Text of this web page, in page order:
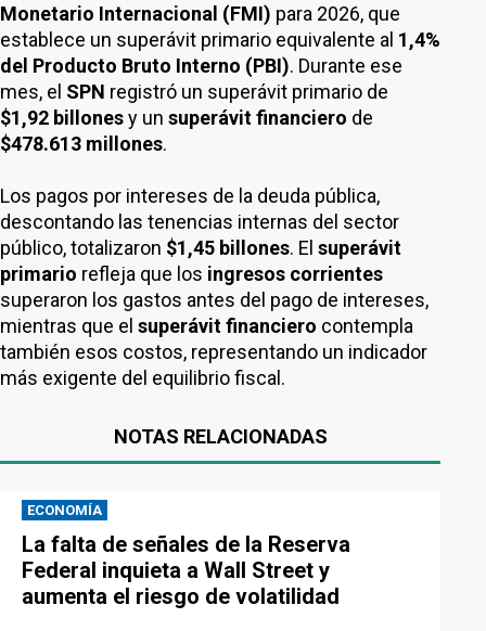
Monetario Internacional (FMI) para 2026, que
establece un superávit primario equivalente al 1,4%
del Producto Bruto Interno (PBI). Durante ese
mes, el SPN registró un superávit primario de
$1,92 billonesy un superávit financiero de
$478.613 millones.
Los pagos por intereses de la deuda pública,
descontando las tenencias internas del sector
público, totalizaron $1,45 billones. El superávit
primario refleja que los ingresos corrientes
superaron los gastos antes del pago de intereses,
mientras que el superávit financiero contempla
también esos costos, representando un indicador
más exigente del equilibrio fiscal.
NOTAS RELACIONADAS
ECONOMÍA
La falta de señales de la Reserva
Federal inquieta a Wall Street y
aumenta el riesgo de volatilidad